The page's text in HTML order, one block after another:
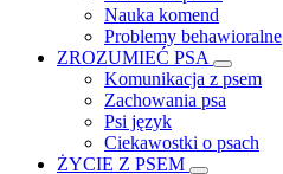
Nauka komend
Problemy behawioralne
ZROZUMIEĆ PSA
Komunikacja z psem
Zachowania psa
Psi język
Ciekawostki o psach
ŻYCIE Z PSEM